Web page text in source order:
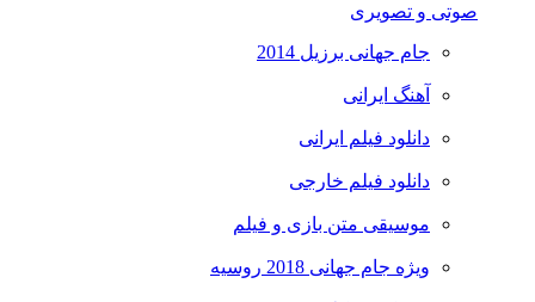
صوتی و تصویری
جام جهانی برزیل 2014
آهنگ ایرانی
دانلود فیلم ایرانی
دانلود فیلم خارجی
موسیقی متن بازی و فیلم
ویژه جام جهانی 2018 روسیه